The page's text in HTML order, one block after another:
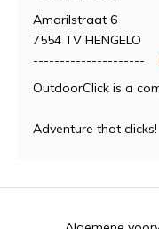
Amarilstraat 6
7554 TV HENGELO
---------------------
OutdoorClick is a
Adventure that clicks!